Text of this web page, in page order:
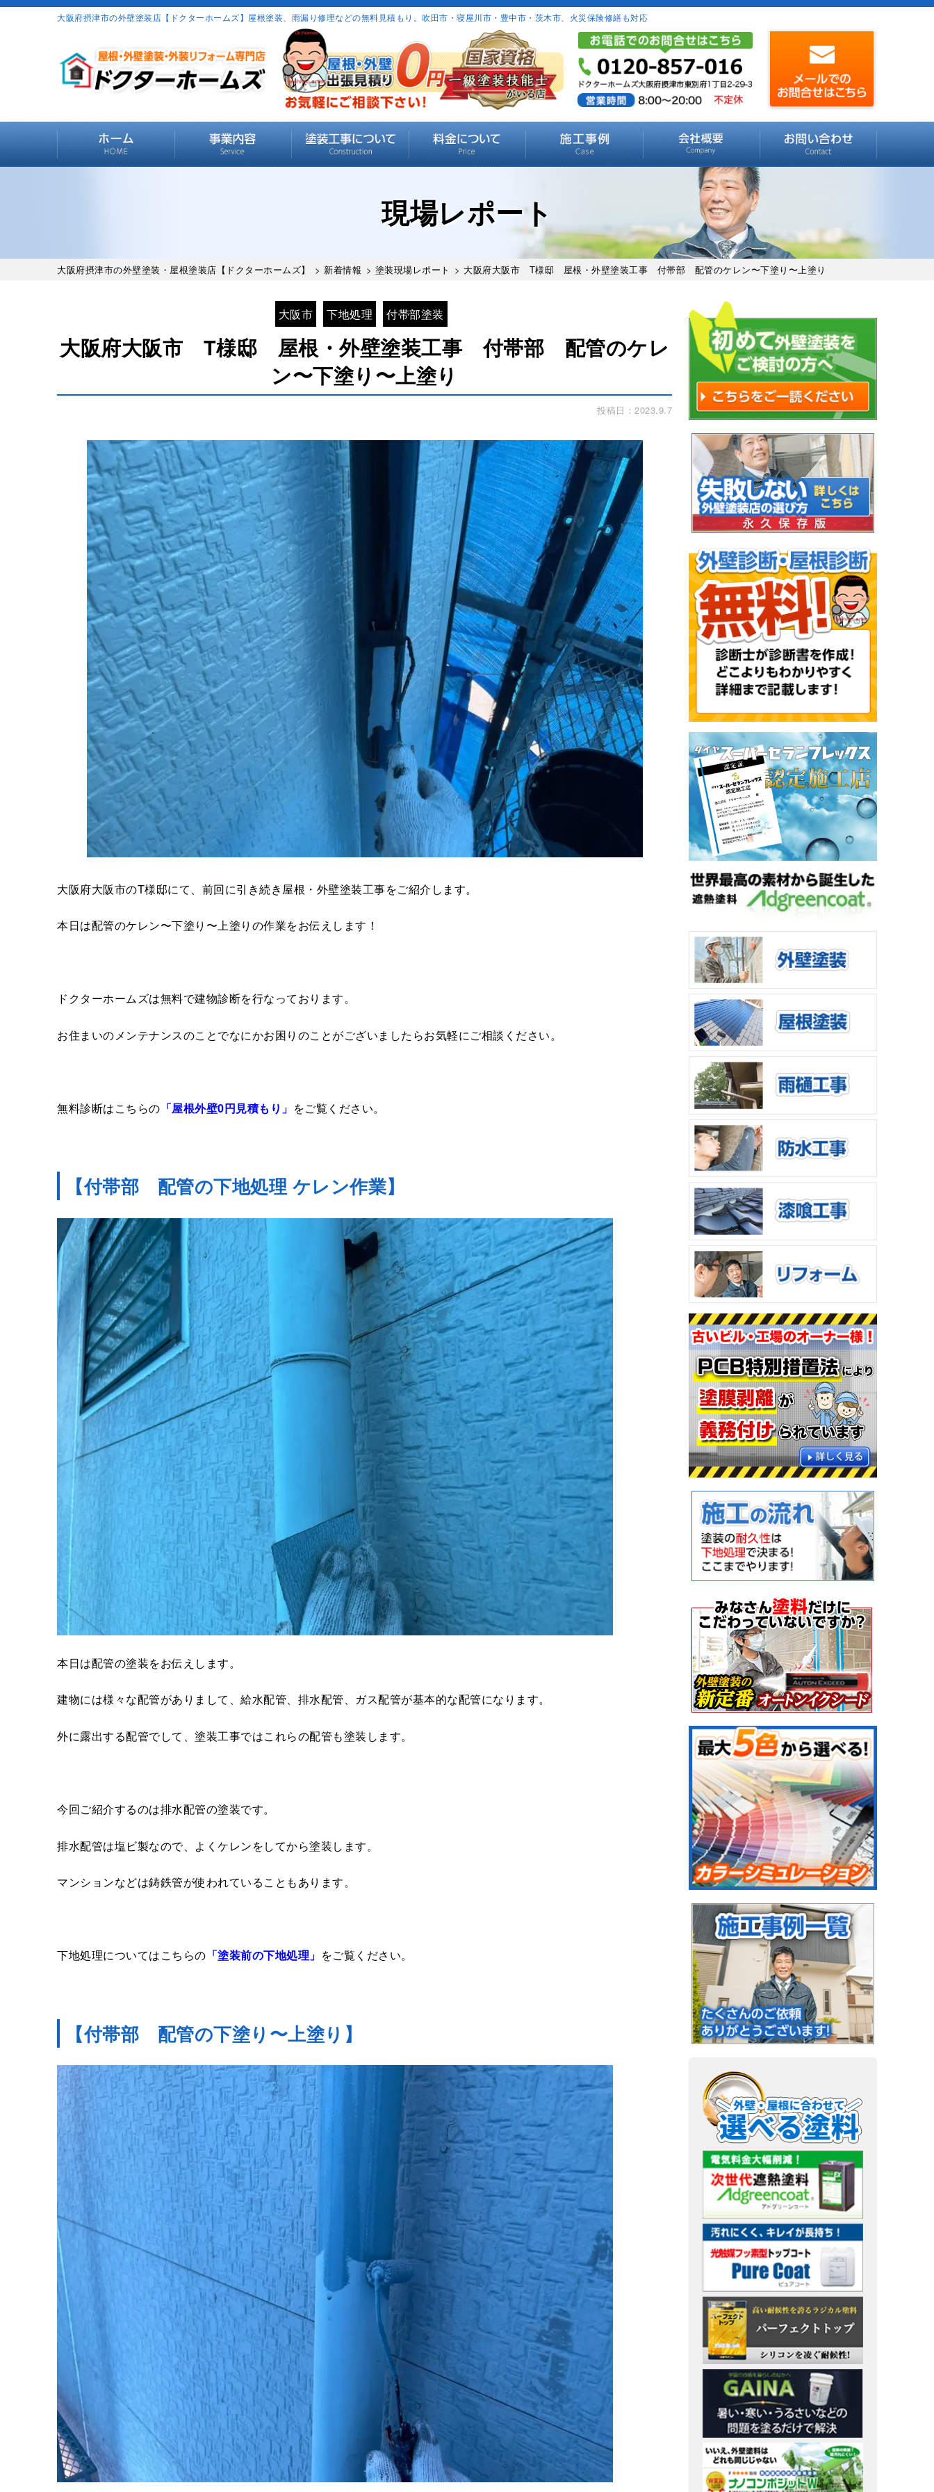
大阪府摂津市の外壁塗装店【ドクターホームズ】屋根塗装、雨漏り修理などの無料見積もり。吹田市・寝屋川市・豊中市・茨木市、火災保険修繕も対応
現場レポート
大阪府摂津市の外壁塗装・屋根塗装店【ドクターホームズ】 > 新着情報 > 塗装現場レポート > 大阪府大阪市 T様邸 屋根・外壁塗装工事 付帯部 配管のケレン〜下塗り〜上塗り
大阪市 下地処理 付帯部塗装
大阪府大阪市 T様邸 屋根・外壁塗装工事 付帯部 配管のケレ
ン〜下塗り〜上塗り
投稿日：2023.9.7
大阪府大阪市のT様邸にて、前回に引き続き屋根・外壁塗装工事をご紹介します。
本日は配管のケレン〜下塗り〜上塗りの作業をお伝えします！
ドクターホームズは無料で建物診断を行なっております。
お住まいのメンテナンスのことでなにかお困りのことがございましたらお気軽にご相談ください。
無料診断はこちらの 「屋根外壁0円見積もり」 をご覧ください。
【付帯部 配管の下地処理 ケレン作業】
本日は配管の塗装をお伝えします。
建物には様々な配管がありまして、給水配管、排水配管、ガス配管が基本的な配管になります。
外に露出する配管でして、塗装工事ではこれらの配管も塗装します。
今回ご紹介するのは排水配管の塗装です。
排水配管は塩ビ製なので、よくケレンをしてから塗装します。
マンションなどは鋳鉄管が使われていることもあります。
下地処理についてはこちらの 「塗装前の下地処理」 をご覧ください。
【付帯部 配管の下塗り〜上塗り】